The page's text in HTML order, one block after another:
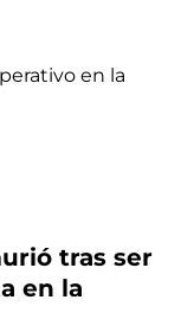
tras ser
en la